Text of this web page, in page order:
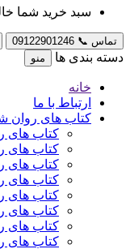
سبد خرید شما
تماس 📞
09122901246
دسته بندی ها منو
خانه
ارتباط با ما
کتاب های روان
کتاب های
کتاب های
کتاب های
کتاب های
کتاب های
کتاب های
کتاب های
کتاب های